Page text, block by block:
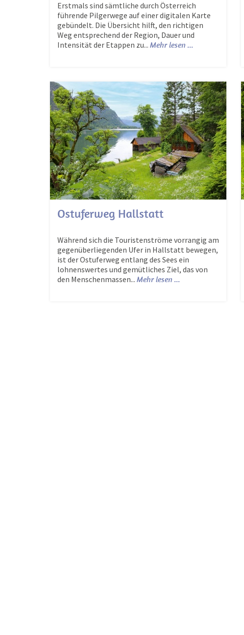
Erstmals sind sämtliche durch Österreich
führende Pilgerwege auf einer digitalen Karte
gebündelt. Die Übersicht hilft, den richtigen
Weg entsprechend der Region, Dauer und
Intensität der Etappen zu... Mehr lesen ...
Ostuferweg Hallstatt
Während sich die Touristenströme vorrangig am
gegenüberliegenden Ufer in Hallstatt bewegen,
ist der Ostuferweg entlang des Sees ein
lohnenswertes und gemütliches Ziel, das von
den Menschenmassen... Mehr lesen ...